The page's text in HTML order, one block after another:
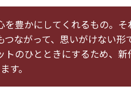
を豊かにしてくれるもの。
ながって、思いがけない
トのひとときにするため、
す。